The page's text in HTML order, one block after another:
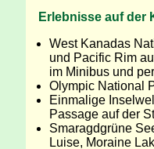
Erlebnisse auf der
West Kanadas
und Pacific Rim
im Minibus und
Olympic National
Einmalige
Passage auf der
Smaragdgrüne
Luise, Moraine